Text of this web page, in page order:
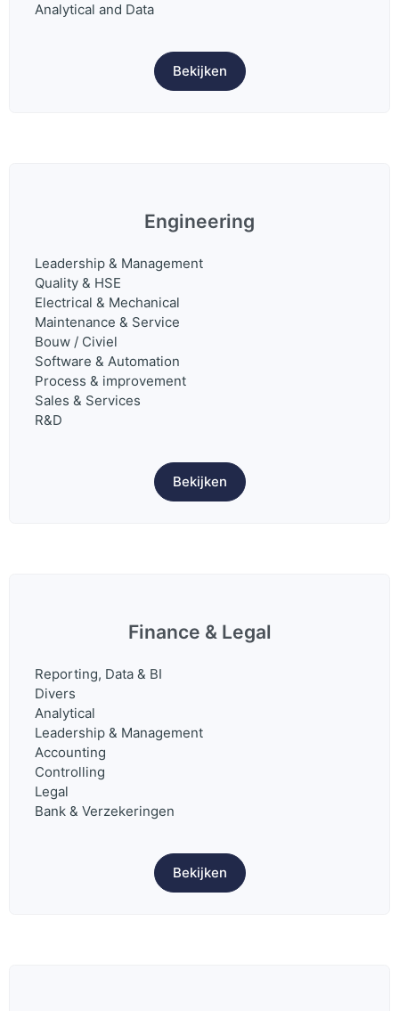
Analytical and Data
Bekijken
Engineering
Leadership & Management
Quality & HSE
Electrical & Mechanical
Maintenance & Service
Bouw / Civiel
Software & Automation
Process & improvement
Sales & Services
R&D
Bekijken
Finance & Legal
Reporting, Data & BI
Divers
Analytical
Leadership & Management
Accounting
Controlling
Legal
Bank & Verzekeringen
Bekijken